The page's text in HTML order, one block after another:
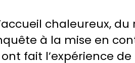
chaleureux,
à la mise en
fait l’expérience